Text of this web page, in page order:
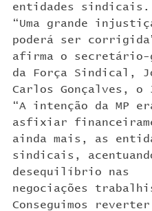
entidades sindicais.
“Uma grande
poderá ser
afirma o
da Força Sindical,
Carlos Gonçalves, o
“A intenção da MP
asfixiar
ainda mais, as
sindicais,
desequilíbrio nas
negociações
Conseguimos